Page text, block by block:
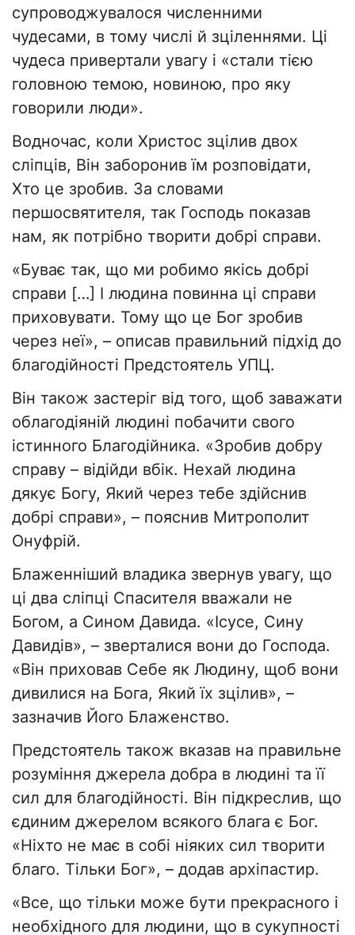
супроводжувалося численними
чудесами, в тому числі й зціленнями. Ці
чудеса привертали увагу і «стали тією
головною темою, новиною, про яку
говорили люди».
Водночас, коли Христос зцілив двох
сліпців, Він заборонив їм розповідати,
Хто це зробив. За словами
першосвятителя, так Господь показав
нам, як потрібно творити добрі справи.
«Буває так, що ми робимо якісь добрі
справи […] І людина повинна ці справи
приховувати. Тому що це Бог зробив
через неї», – описав правильний підхід до
благодійності Предстоятель УПЦ.
Він також застеріг від того, щоб заважати
облагодіяній людині побачити свого
істинного Благодійника. «Зробив добру
справу – відійди вбік. Нехай людина
дякує Богу, Який через тебе здійснив
добрі справи», – пояснив Митрополит
Онуфрій.
Блаженніший владика звернув увагу, що
ці два сліпці Спасителя вважали не
Богом, а Сином Давида. «Ісусе, Сину
Давидів», – зверталися вони до Господа.
«Він приховав Себе як Людину, щоб вони
дивилися на Бога, Який їх зцілив», –
зазначив Його Блаженство.
Предстоятель також вказав на правильне
розуміння джерела добра в людині та її
сил для благодійності. Він підкреслив, що
єдиним джерелом всякого блага є Бог.
«Ніхто не має в собі ніяких сил творити
благо. Тільки Бог», – додав архіпастир.
«Все, що тільки може бути прекрасного і
необхідного для людини, що в сукупності